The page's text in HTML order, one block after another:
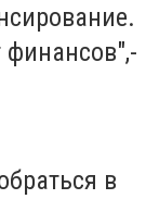
финансов",-
в